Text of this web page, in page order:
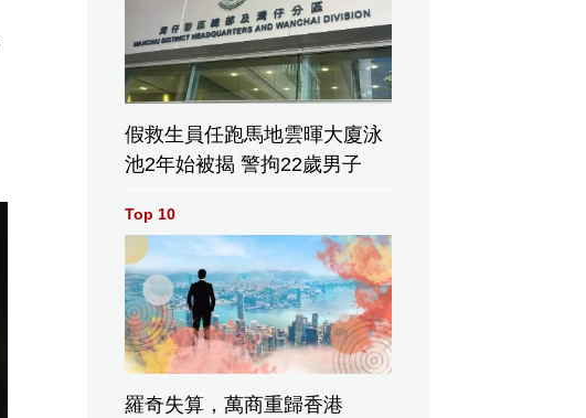
假救生員任跑馬地雲暉大廈泳
池2年始被揭 警拘22歲男子
Top 10
羅奇失算，萬商重歸香港